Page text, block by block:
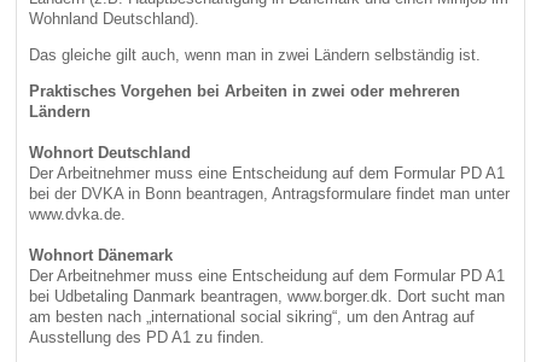
Wohnland Deutschland).
Das gleiche gilt auch, wenn man in zwei Ländern selbständig ist.
Praktisches Vorgehen bei Arbeiten in zwei oder mehreren
Ländern
Wohnort Deutschland
Der Arbeitnehmer muss eine Entscheidung auf dem Formular PD A1
bei der DVKA in Bonn beantragen, Antragsformulare findet man unter
www.dvka.de.
Wohnort Dänemark
Der Arbeitnehmer muss eine Entscheidung auf dem Formular PD A1
bei Udbetaling Danmark beantragen, www.borger.dk. Dort sucht man
am besten nach „international social sikring“, um den Antrag auf
Ausstellung des PD A1 zu finden.